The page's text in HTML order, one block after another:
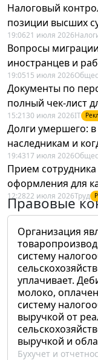
Налоговый
позиции высших
19:0621 июля 2026
Вопросы
иностранцев и
19:0515 июля 2026
Документы по
полный чек-лист
15:21 30 июля 2026IT
Долги умершего:
наследникам и
19:4317 июля 2026
Прием сотрудника
оформления для
12:2822 июля 2026Труд
Правовые
Организация
систему
уплачивает.
молоко,
систему
выручкой от
выручкой и
Бухучет и